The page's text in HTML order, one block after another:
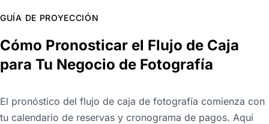
GUÍA DE PROYECCIÓN
Cómo Pronosticar el Flujo de Caja
para Tu Negocio de Fotografía
El pronóstico del flujo de caja de fotografía comienza con
tu calendario de reservas y cronograma de pagos. Aquí